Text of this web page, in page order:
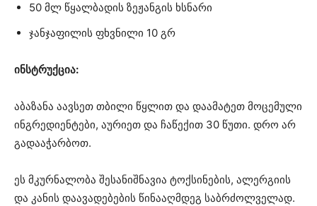
50 მლ წყალბადის ზეჟანგის ხსნარი
ჯანჯაფილის ფხვნილი 10 გრ
ინსტრუქცია:
აბაზანა აავსეთ თბილი წყლით და დაამატეთ მოცემული
ინგრედიენტები, აურიეთ და ჩაწექით 30 წუთი. დრო არ
გადააჭარბოთ.
ეს მკურნალობა შესანიშნავია ტოქსინების, ალერგიის
და კანის დაავადებების წინააღმდეგ საბრძოლველად.